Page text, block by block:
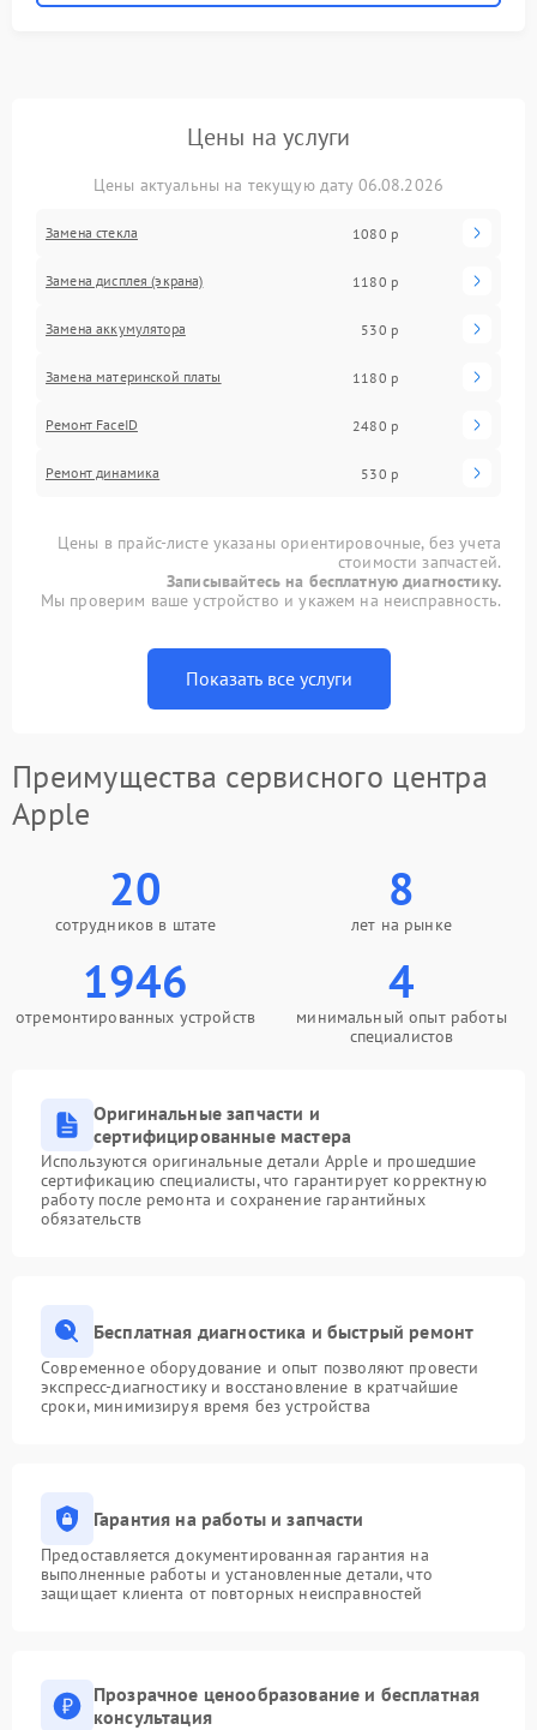
Цены на услуги
Цены актуальны на текущую дату 06.08.2026
Замена стекла 1080 р
Замена дисплея (экрана) 1180 р
Замена аккумулятора 530 р
Замена материнской платы 1180 р
Ремонт FaceID 2480 р
Ремонт динамика 530 р
Цены в прайс-листе указаны ориентировочные, без учета
стоимости запчастей.
Записывайтесь на бесплатную диагностику.
Мы проверим ваше устройство и укажем на неисправность.
Показать все услуги
Преимущества сервисного центра
Apple
20
сотрудников в штате
8
лет на рынке
1946
отремонтированных устройств
4
минимальный опыт работы
специалистов
Оригинальные запчасти и
сертифицированные мастера
Используются оригинальные детали Apple и прошедшие
сертификацию специалисты, что гарантирует корректную
работу после ремонта и сохранение гарантийных
обязательств
Бесплатная диагностика и быстрый ремонт
Современное оборудование и опыт позволяют провести
экспресс-диагностику и восстановление в кратчайшие
сроки, минимизируя время без устройства
Гарантия на работы и запчасти
Предоставляется документированная гарантия на
выполненные работы и установленные детали, что
защищает клиента от повторных неисправностей
Прозрачное ценообразование и бесплатная
консультация